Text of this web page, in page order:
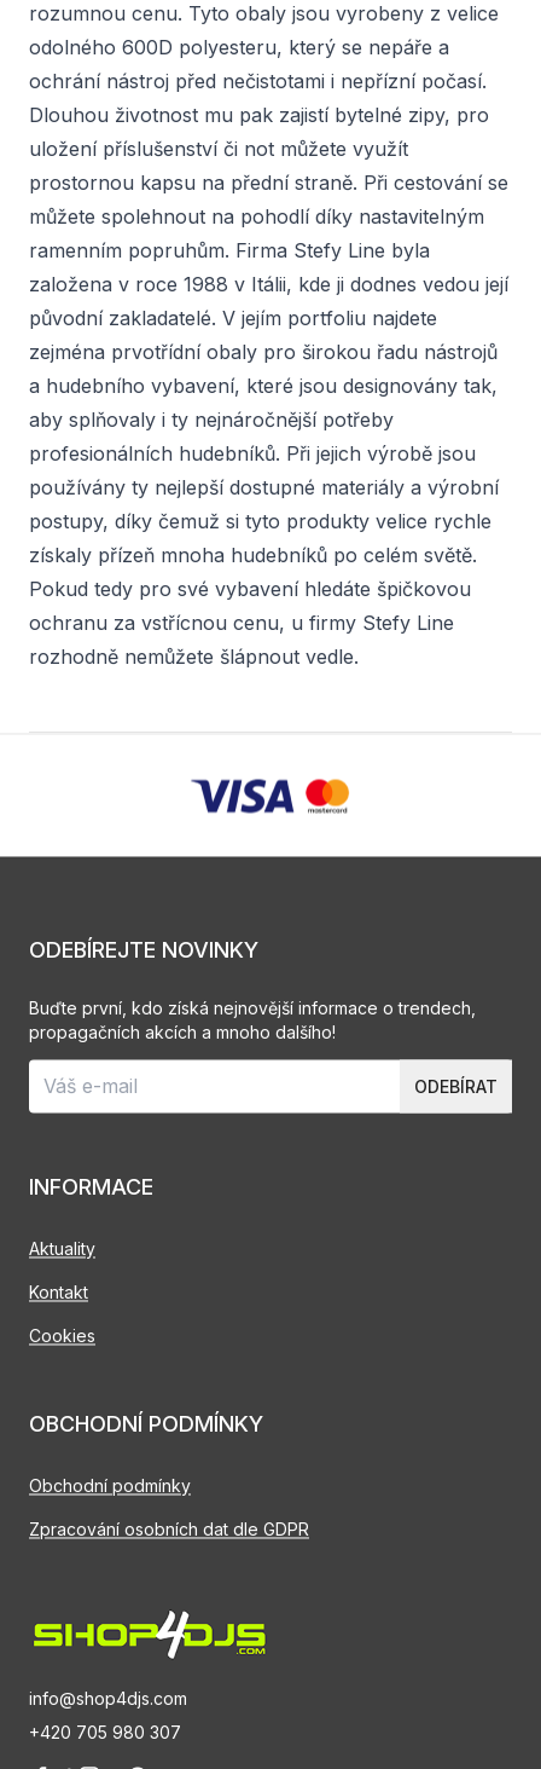
rozumnou cenu. Tyto obaly jsou vyrobeny z velice
odolného 600D polyesteru, který se nepáře a
ochrání nástroj před nečistotami i nepřízní počasí.
Dlouhou životnost mu pak zajistí bytelné zipy, pro
uložení příslušenství či not můžete využít
prostornou kapsu na přední straně. Při cestování se
můžete spolehnout na pohodlí díky nastavitelným
ramenním popruhům. Firma Stefy Line byla
založena v roce 1988 v Itálii, kde ji dodnes vedou její
původní zakladatelé. V jejím portfoliu najdete
zejména prvotřídní obaly pro širokou řadu nástrojů
a hudebního vybavení, které jsou designovány tak,
aby splňovaly i ty nejnáročnější potřeby
profesionálních hudebníků. Při jejich výrobě jsou
používány ty nejlepší dostupné materiály a výrobní
postupy, díky čemuž si tyto produkty velice rychle
získaly přízeň mnoha hudebníků po celém světě.
Pokud tedy pro své vybavení hledáte špičkovou
ochranu za vstřícnou cenu, u firmy Stefy Line
rozhodně nemůžete šlápnout vedle.
info@shop4djs.com
+420 705 980 307
INFORMACE
Aktuality
Kontakt
Cookies
OBCHODNÍ PODMÍNKY
Obchodní podmínky
Zpracování osobních dat dle GDPR
ODEBÍREJTE NOVINKY
Buďte první, kdo získá nejnovější informace o trendech,
propagačních akcích a mnoho dalšího!
ODEBÍRAT